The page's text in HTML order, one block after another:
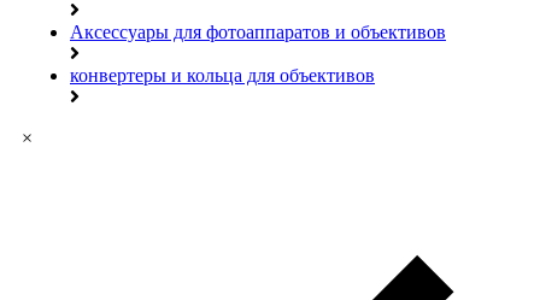
Аксессуары для фотоаппаратов и объективов
конвертеры и кольца для объективов
×